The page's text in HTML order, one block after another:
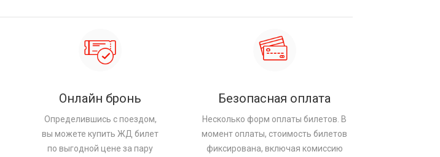
Онлайн бронь
Определившись с поездом,
вы можете купить ЖД билет
по выгодной цене за пару
Безопасная оплата
Несколько форм оплаты билетов. В
момент оплаты, стоимость билетов
фиксирована, включая комиссию